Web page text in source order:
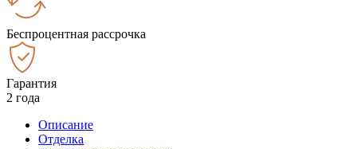
Беспроцентная рассрочка
Гарантия
2 года
Описание
Отделка